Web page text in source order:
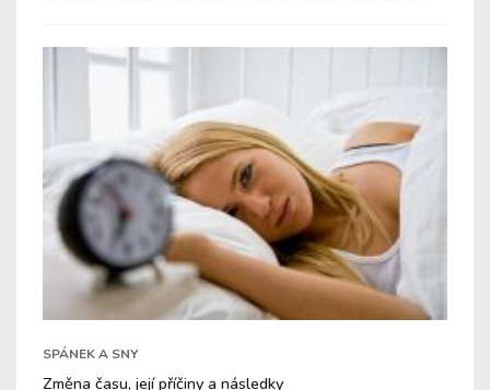
SPÁNEK A SNY
Změna času, její příčiny a následky